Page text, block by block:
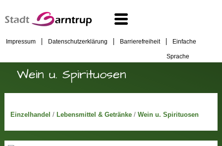
Impressum Datenschutzerklärung Barrierefreiheit Einfache
Sprache
Wein u. Spirituosen
Einzelhandel/ Lebensmittel & Getränke/ Wein u. Spirituosen